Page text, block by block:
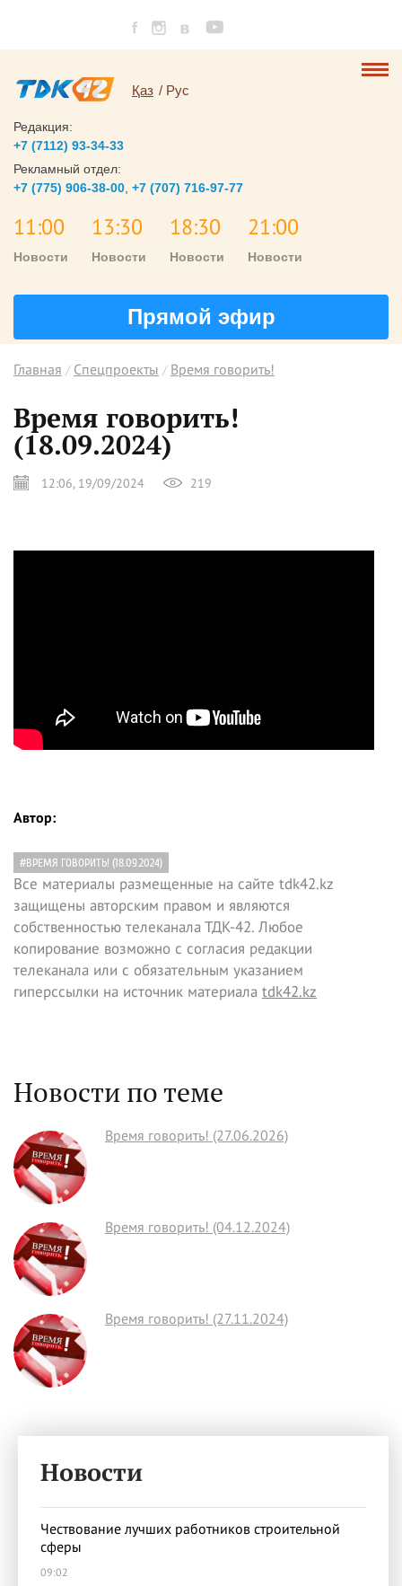
Қаз Рус
Редакция:
+7 (7112) 93-34-33
Рекламный отдел:
+7 (775) 906-38-00 +7 (707) 716-97-77
11:00
Новости
13:30
Новости
18:30
Новости
21:00
Новости
Прямой эфир
Главная Спецпроекты Время говорить!
Время говорить!
(18.09.2024)
12:06, 19/09/2024 219
Автор:
#ВРЕМЯ ГОВОРИТЬ! (18.09.2024)
Все материалы размещенные на сайте tdk42.kz
защищены авторским правом и являются
собственностью телеканала ТДК-42. Любое
копирование возможно с согласия редакции
телеканала или с обязательным указанием
гиперссылки на источник материала tdk42.kz
Новости по теме
Время говорить! (27.06.2026)
Время говорить! (04.12.2024)
Время говорить! (27.11.2024)
Новости
Чествование лучших работников строительной
сферы
09:02